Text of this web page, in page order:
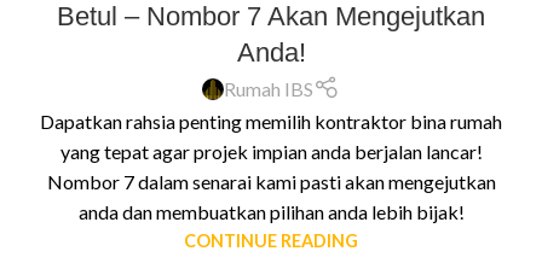
Betul – Nombor 7 Akan Mengejutkan
Anda!
Rumah IBS
Dapatkan rahsia penting memilih kontraktor bina rumah
yang tepat agar projek impian anda berjalan lancar!
Nombor 7 dalam senarai kami pasti akan mengejutkan
anda dan membuatkan pilihan anda lebih bijak!
CONTINUE READING